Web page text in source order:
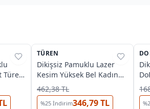
Türen
%33
TÜREN
Dikişsiz Pamuklu Lazer
Kesim Yüksek Bel Kadın
Külot Türen 911
462,38 TL
%25 İndirim346,79 TL
%
%